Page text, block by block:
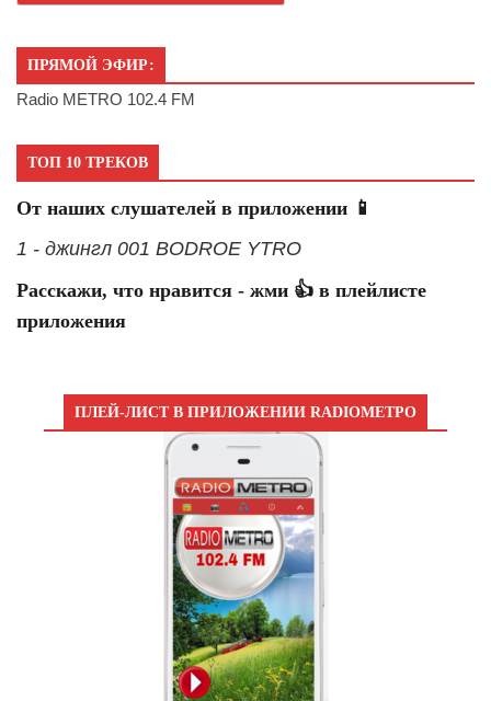
ПРЯМОЙ ЭФИР:
Radio METRO 102.4 FM
ТОП 10 ТРЕКОВ
От наших слушателей в приложении 📱
1 - джингл 001 BODROE YTRO
Расскажи, что нравится - жми 👍 в плейлисте
приложения
ПЛЕЙ-ЛИСТ В ПРИЛОЖЕНИИ RADIOМЕТРО